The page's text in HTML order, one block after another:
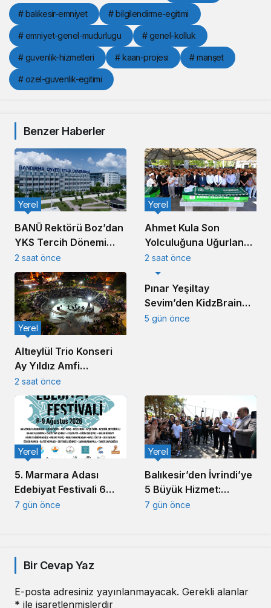
# balıkesir-emniyet # bilgilendirme-egitimi
# emniyet-genel-mudurlugu # genel-kolluk
# guvenlik-hizmetleri # kaan-projesi # manşet
# ozel-guvenlik-egitimi
Benzer Haberler
BANÜ Rektörü Boz’dan
YKS Tercih Dönemi
Mesajı
Yerel
2 saat önce
Ahmet Kula Son
Yolculuğuna Uğurlandı:
Balıkesir’in Duayen
Sanayicisi Defnedildi
Yerel
2 saat önce
Altıeylül Trio Konseri
Ay Yıldız Amfi
Tiyatro’da
Müzikseverleri
Buluşturdu
Yerel
2 saat önce
Pınar Yeşiltay
Sevim’den KidzBrain
Vizyonu
5 gün önce
5. Marmara Adası
Edebiyat Festivali 6
Ağustos’ta başlıyor
Yerel
7 gün önce
Balıkesir’den İvrindi’ye
5 Büyük Hizmet:
Akın’dan Toplu Açılış
Yerel
7 gün önce
Bir Cevap Yaz
E-posta adresiniz yayınlanmayacak. Gerekli alanlar
* ile işaretlenmişlerdir